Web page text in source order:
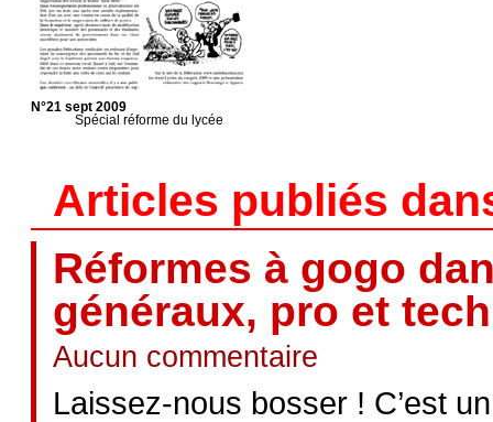
N°21 sept 2009
Spécial réforme du lycée
Articles publiés
Réformes à gogo
généraux, pro et
Aucun commentaire
Laissez-nous bosser ! C’est